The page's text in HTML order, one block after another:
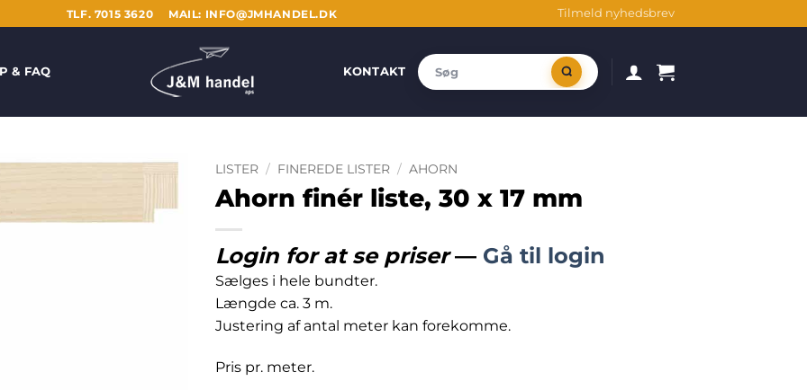
TLF. 7015 3620 MAIL: INFO@JMHANDEL.DK Tilmeld nyhedsbrev
& FAQ KONTAKT
LISTER / FINEREDE LISTER / AHORN
Ahorn finér liste, 30 x 17 mm
Login for at se priser— Gå til login
Sælges i hele bundter.
Længde ca. 3 m.
Justering af antal meter kan forekomme.
Pris pr. meter.